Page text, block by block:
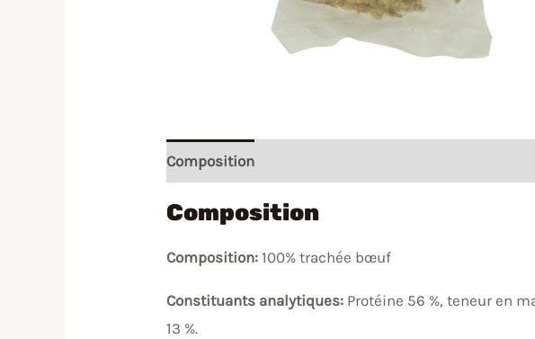
Composition
Composition
Composition: 100% trachée bœuf
Constituants analytiques: Protéine 56 %, teneur en
13 %.